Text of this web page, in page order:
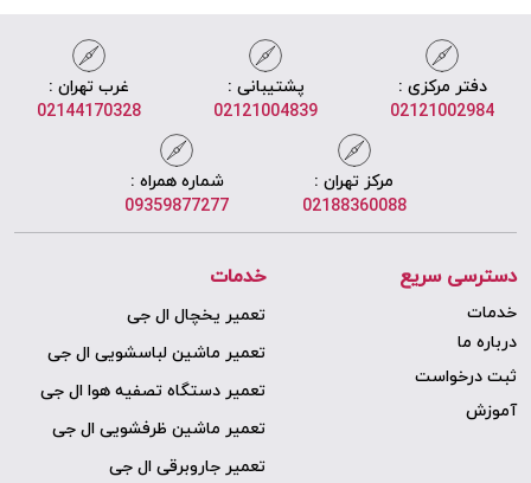
دفتر مرکزی :
02121002984
پشتیبانی :
02121004839
غرب تهران :
02144170328
مرکز تهران :
02188360088
شماره همراه :
09359877277
دسترسی سریع
خدمات
درباره ما
ثبت درخواست
آموزش
خدمات
تعمیر یخچال ال جی
تعمیر ماشین لباسشویی ال جی
تعمیر دستگاه تصفیه هوا ال جی
تعمیر ماشین ظرفشویی ال جی
تعمیر جاروبرقی ال جی